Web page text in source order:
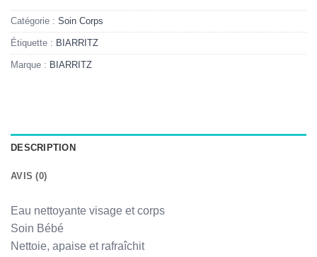
Catégorie : Soin Corps
Étiquette : BIARRITZ
Marque : BIARRITZ
DESCRIPTION
AVIS (0)
Eau nettoyante visage et corps
Soin Bébé
Nettoie, apaise et rafraîchit